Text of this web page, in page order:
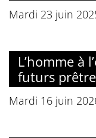
Mardi 23 juin
L’homme à
futurs
Mardi 16 juin